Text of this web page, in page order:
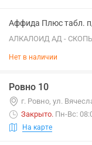
Аффида Плюс табл.
АЛКАЛОИД АД -
Нет в наличии
Ровно 10
г. Ровно, ул.
Закрыто. Пн-Вс:
На карте